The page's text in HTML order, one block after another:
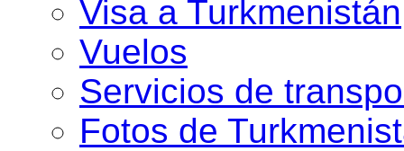
Visa a Turkmenistán
Vuelos
Servicios de
Fotos de